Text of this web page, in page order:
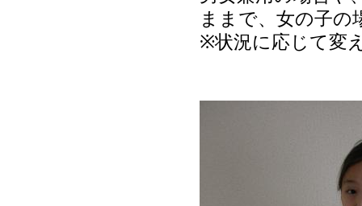
ままで、女の子の
※状況に応じて変